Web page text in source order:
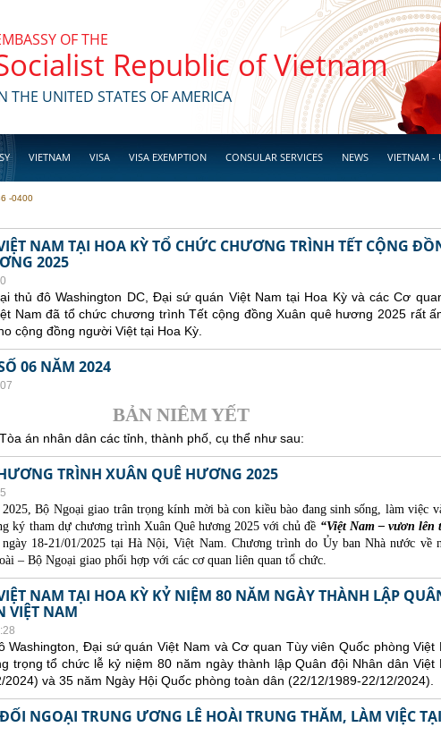
OF THE
Republic of Vietnam
THE UNITED STATES OF AMERICA
VIETNAM VISA VISA EXEMPTION CONSULAR SERVICES NEWS VIETNAM -
-0400
NAM TẠI HOA KỲ TỔ CHỨC CHƯƠNG TRÌNH TẾT CỘNG
2025
thủ đô Washington DC, Đại sứ quán Việt Nam tại Hoa Kỳ và các Cơ
Nam đã tổ chức chương trình Tết cộng đồng Xuân quê hương 2025 rất
cộng đồng người Việt tại Hoa Kỳ.
06 NĂM 2024
BẢN NIÊM YẾT
án nhân dân các tỉnh, thành phố, cụ thể như sau:
TRÌNH XUÂN QUÊ HƯƠNG 2025
Bộ Ngoại giao trân trọng kính mời bà con kiều bào đang sinh sống, làm việc
ký tham dự chương trình Xuân Quê hương 2025 với chủ đề “Việt Nam – vươn lên
18-21/01/2025 tại Hà Nội, Việt Nam. Chương trình do Ủy ban Nhà nước về
– Bộ Ngoại giao phối hợp với các cơ quan liên quan tổ chức.
NAM TẠI HOA KỲ KỶ NIỆM 80 NĂM NGÀY THÀNH LẬP
VIỆT NAM
Washington, Đại sứ quán Việt Nam và Cơ quan Tùy viên Quốc phòng Việt
trọng tổ chức lễ kỷ niệm 80 năm ngày thành lập Quân đội Nhân dân Việt
và 35 năm Ngày Hội Quốc phòng toàn dân (22/12/1989-22/12/2024).
NGOẠI TRUNG ƯƠNG LÊ HOÀI TRUNG THĂM, LÀM VIỆC TẠI